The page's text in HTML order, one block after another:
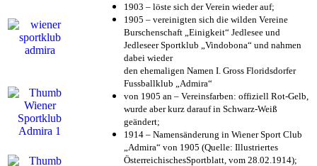
1903 – löste sich der Verein wieder auf;
1905 – vereinigten sich die wilden Vereine
Burschenschaft „Einigkeit“ Jedlesee und
Jedleseer Sportklub „Vindobona“ und nahmen
dabei wieder
den ehemaligen Namen I. Gross Floridsdorfer
Fussballklub „Admira“
von 1905 an – Vereinsfarben: offiziell Rot-Gelb,
wurde aber kurz darauf in Schwarz-Weiß
geändert;
1914 – Namensänderung in Wiener Sport Club
„Admira“ von 1905 (Quelle: Illustriertes
ÖsterreichischesSportblatt, vom 28.02.1914);